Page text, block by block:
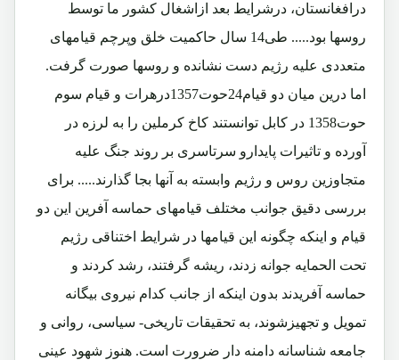
درافغانستان، درشرایط بعد ازاشغال کشور ما توسط
روسها بود..... طی14 سال حاکمیت خلق وپرچم قیامهای
متعددی علیه رژیم دست نشانده و روسها صورت گرفت.
اما درین میان دو قیام24حوت1357درھرات و قیام سوم
حوت1358 در کابل توانستند کاخ کرملین را به لرزه در
آورده و تاثیرات پایدارو سرتاسری بر روند جنگ علیه
متجاوزین روس و رژیم وابسته به آنها بجا گذارند..... برای
بررسی دقیق جوانب مختلف قیامهای حماسه آفرین این دو
قیام و اینکه چگونه این قیامها در شرایط اختناقی رژیم
تحت الحمایه جوانه زدند، ریشه گرفتند، رشد کردند و
حماسه آفریدند بدون اینکه از جانب کدام نیروی بیگانه
تمویل و تجهیزشوند، به تحقیقات تاریخی- سیاسی، روانی و
جامعه شناسانه دامنه دار ضرورت است. ھنوز شهود عینی